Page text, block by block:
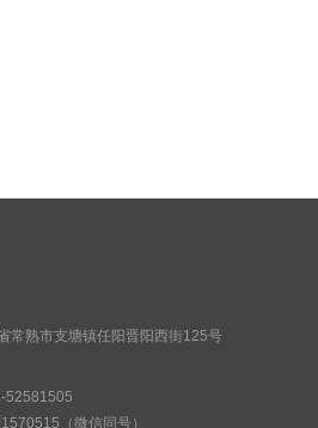
常熟市支塘镇任阳晋阳西街125号
52581505
（微信同号）